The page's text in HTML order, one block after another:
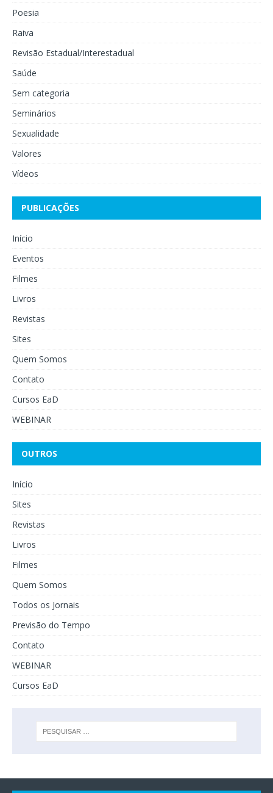
Poesia
Raiva
Revisão Estadual/Interestadual
Saúde
Sem categoria
Seminários
Sexualidade
Valores
Vídeos
PUBLICAÇÕES
Início
Eventos
Filmes
Livros
Revistas
Sites
Quem Somos
Contato
Cursos EaD
WEBINAR
OUTROS
Início
Sites
Revistas
Livros
Filmes
Quem Somos
Todos os Jornais
Previsão do Tempo
Contato
WEBINAR
Cursos EaD